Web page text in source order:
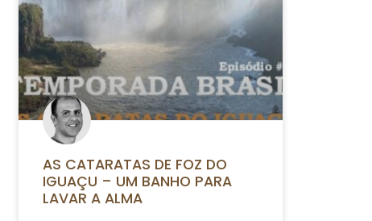
AS CATARATAS DE FOZ DO
IGUAÇU – UM BANHO PARA
LAVAR A ALMA